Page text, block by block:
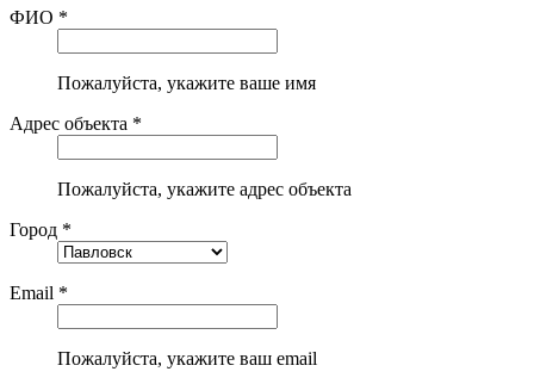
ФИО *
Пожалуйста, укажите ваше имя
Адрес объекта *
Пожалуйста, укажите адрес объекта
Город *
Email *
Пожалуйста, укажите ваш email